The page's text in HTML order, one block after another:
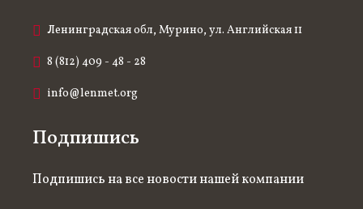
Ленинградская обл, Мурино, ул. Английская 11
8 (812) 409 - 48 - 28
info@lenmet.org
Подпишись
Подпишись на все новости нашей компании